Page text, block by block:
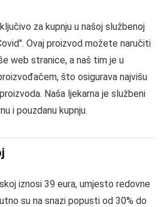
za kupnju u našoj službenoj
Ovaj proizvod možete naručiti
web stranice, a naš tim je u
što osigurava najvišu
Naša ljekarna je službeni
i pouzdanu kupnju.
iznosi 39 eura, umjesto redovne
su na snazi popusti od 30% do